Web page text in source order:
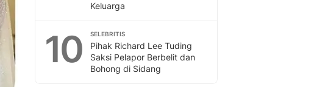
Keluarga
10 SELEBRITIS
Pihak Richard Lee Tuding
Saksi Pelapor Berbelit dan
Bohong di Sidang